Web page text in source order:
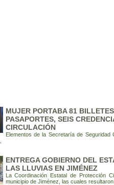
MUJER PORTABA 81
PASAPORTES, SEIS
CIRCULACIÓN
Elementos de la Secretaría de
ENTREGA GOBIERNO DEL
LAS LLUVIAS EN JIMÉNEZ
La Coordinación Estatal de Protección
municipio de Jiménez, las cuales